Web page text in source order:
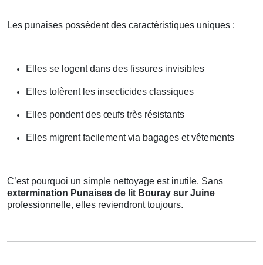
Les punaises possèdent des caractéristiques uniques :
Elles se logent dans des fissures invisibles
Elles tolèrent les insecticides classiques
Elles pondent des œufs très résistants
Elles migrent facilement via bagages et vêtements
C’est pourquoi un simple nettoyage est inutile. Sans
extermination Punaises de lit Bouray sur Juine
professionnelle, elles reviendront toujours.